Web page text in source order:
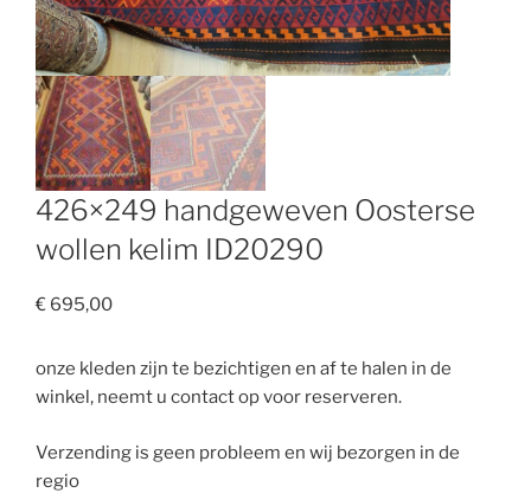
426×249 handgeweven Oosterse
wollen kelim ID20290
€ 695,00
onze kleden zijn te bezichtigen en af te halen in de
winkel, neemt u contact op voor reserveren.
Verzending is geen probleem en wij bezorgen in de
regio